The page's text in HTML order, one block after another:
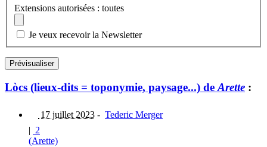
Extensions autorisées : toutes
Je veux recevoir la Newsletter
Lòcs (lieux-dits = toponymie, paysage...) de Arette :
17 juillet 2023 - Tederic Merger
| 2
(Arette)